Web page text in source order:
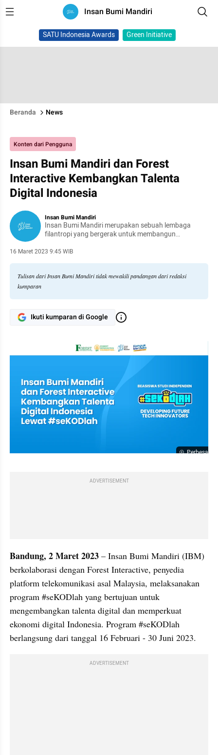
Insan Bumi Mandiri
SATU Indonesia Awards Green Initiative
Beranda News
Konten dari Pengguna
Insan Bumi Mandiri dan Forest
Interactive Kembangkan Talenta
Digital Indonesia
Insan Bumi Mandiri
Insan Bumi Mandiri merupakan sebuah lembaga
filantropi yang bergerak untuk membangun
16 Maret 2023 9:45 WIB
Tulisan dari Insan Bumi Mandiri tidak mewakili pandangan dari redaksi
kumparan
Ikuti kumparan di Google
Perbesar
ADVERTISEMENT
Bandung, 2 Maret 2023 – Insan Bumi Mandiri (IBM)
berkolaborasi dengan Forest Interactive, penyedia
platform telekomunikasi asal Malaysia, melaksanakan
program #seKODlah yang bertujuan untuk
mengembangkan talenta digital dan memperkuat
ekonomi digital Indonesia. Program #seKODlah
berlangsung dari tanggal 16 Februari - 30 Juni 2023.
ADVERTISEMENT